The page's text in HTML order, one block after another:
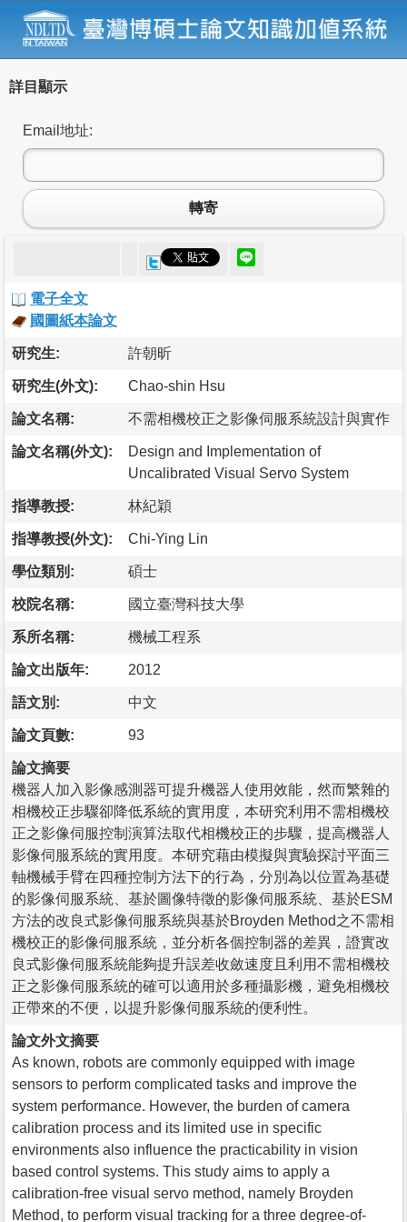
詳目顯示
Email地址:
轉寄
電子全文
國圖紙本論文
研究生: 許朝昕
研究生(外文): Chao-shin Hsu
論文名稱: 不需相機校正之影像伺服系統設計與實作
論文名稱(外文):
Design and Implementation of
Uncalibrated Visual Servo System
指導教授: 林紀穎
指導教授(外文): Chi-Ying Lin
學位類別: 碩士
校院名稱: 國立臺灣科技大學
系所名稱: 機械工程系
論文出版年: 2012
語文別: 中文
論文頁數: 93
論文摘要
機器人加入影像感測器可提升機器人使用效能，然而繁雜的
相機校正步驟卻降低系統的實用度，本研究利用不需相機校
正之影像伺服控制演算法取代相機校正的步驟，提高機器人
影像伺服系統的實用度。本研究藉由模擬與實驗探討平面三
軸機械手臂在四種控制方法下的行為，分別為以位置為基礎
的影像伺服系統、基於圖像特徵的影像伺服系統、基於ESM
方法的改良式影像伺服系統與基於Broyden Method之不需相
機校正的影像伺服系統，並分析各個控制器的差異，證實改
良式影像伺服系統能夠提升誤差收斂速度且利用不需相機校
正之影像伺服系統的確可以適用於多種攝影機，避免相機校
正帶來的不便，以提升影像伺服系統的便利性。
論文外文摘要
As known, robots are commonly equipped with image
sensors to perform complicated tasks and improve the
system performance. However, the burden of camera
calibration process and its limited use in specific
environments also influence the practicability in vision
based control systems. This study aims to apply a
calibration-free visual servo method, namely Broyden
Method, to perform visual tracking for a three degree-of-